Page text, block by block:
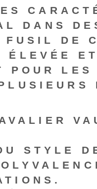
DANS
DE
ÉLEVÉE
POUR LES
STYLE